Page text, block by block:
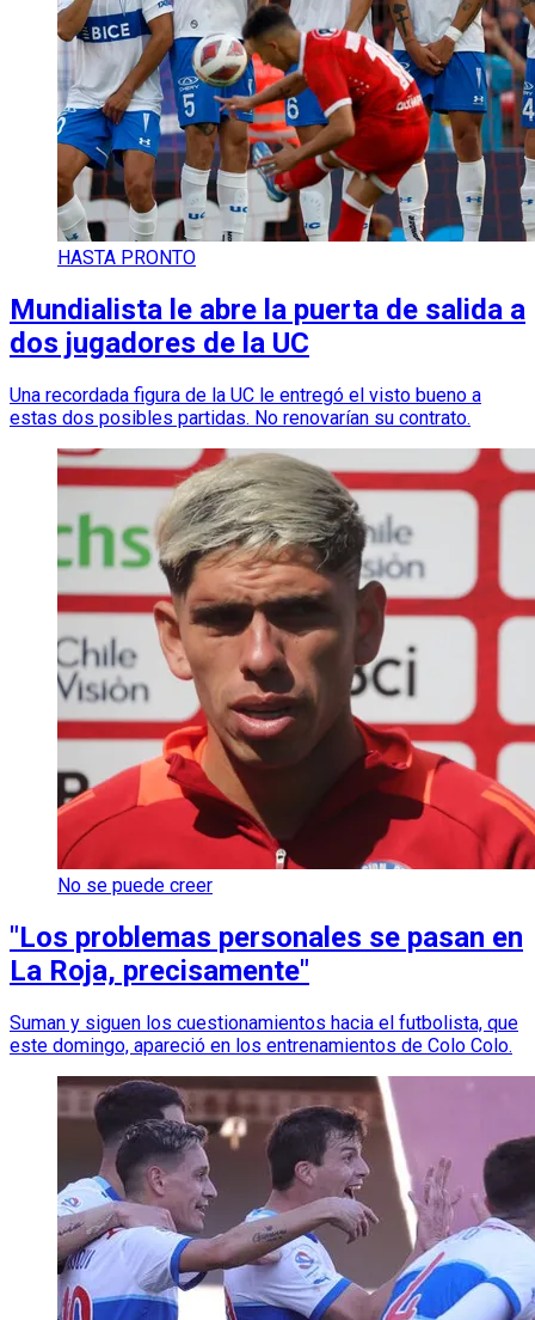
HASTA PRONTO
Mundialista le abre la puerta de salida a
dos jugadores de la UC
Una recordada figura de la UC le entregó el visto bueno a
estas dos posibles partidas. No renovarían su contrato.
No se puede creer
"Los problemas personales se pasan en
La Roja, precisamente"
Suman y siguen los cuestionamientos hacia el futbolista, que
este domingo, apareció en los entrenamientos de Colo Colo.